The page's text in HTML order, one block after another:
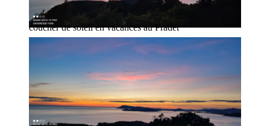
coucher de soleil en vacances au Pradet